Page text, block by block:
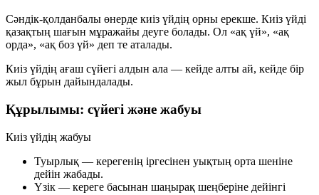
Сәндік-қолданбалы өнерде киіз үйдің орны ерекше. Киіз үйді
қазақтың шағын мұражайы деуге болады. Ол «ақ үй», «ақ
орда», «ақ боз үй» деп те аталады.
Киіз үйдің ағаш сүйегі алдын ала — кейде алты ай, кейде бір
жыл бұрын дайындалады.
Құрылымы: сүйегі және жабуы
Киіз үйдің жабуы
Туырлық — керегенің іргесінен уықтың орта шеніне
дейін жабады.
Үзік — кереге басынан шаңырақ шеңберіне дейінгі